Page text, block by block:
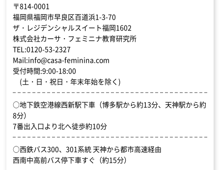
〒814-0001
福岡県福岡市早良区百道浜1-3-70
ザ・レジデンシャルスイート福岡1602
株式会社カーサ・フェミニナ教育研究所
TEL:0120-53-2327
Mail:info@casa-feminina.com
受付時間:9:00-18:00
(土・日・祝日・年末年始を除く)
○地下鉄空港線西新駅下車（博多駅から約13分、天神駅から約
8分）
7番出入口より北へ徒歩約10分
○西鉄バス300、301系統 天神から都市高速経由
西南中高前バス停下車すぐ（約15分）